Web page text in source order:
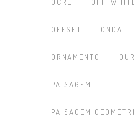
OCRE OFF-
OFFSET ONDA
ORNAMENTO
PAISAGEM
PAISAGEM